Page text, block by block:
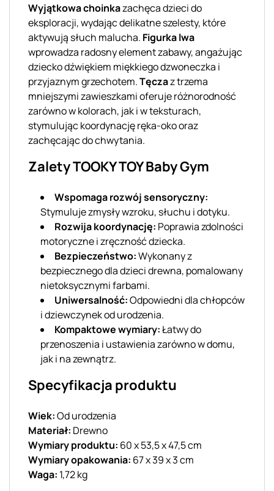
Wyjątkowa choinkazachęca dzieci do
eksploracji, wydając delikatne szelesty, które
aktywują słuch malucha. Figurka lwa
wprowadza radosny element zabawy, angażując
dziecko dźwiękiem miękkiego dzwoneczka i
przyjaznym grzechotem.Tęczaz trzema
mniejszymi zawieszkami oferuje różnorodność
zarówno w kolorach, jak i w teksturach,
stymulując koordynację ręka-oko oraz
zachęcając do chwytania.
Zalety TOOKY TOY Baby Gym
Wspomaga rozwój sensoryczny:
Stymuluje zmysły wzroku, słuchu i dotyku.
Rozwija koordynację: Poprawia zdolności
motoryczne i zręczność dziecka.
Bezpieczeństwo:Wykonany z
bezpiecznego dla dzieci drewna, pomalowany
nietoksycznymi farbami.
Uniwersalność:Odpowiedni dla chłopców
i dziewczynek od urodzenia.
Kompaktowe wymiary:Łatwy do
przenoszenia i ustawienia zarówno w domu,
jak i na zewnątrz.
Specyfikacja produktu
Wiek:Od urodzenia
Materiał: Drewno
Wymiary produktu: 60 x 53,5 x 47,5 cm
Wymiary opakowania: 67 x 39 x 3 cm
Waga: 1,72 kg